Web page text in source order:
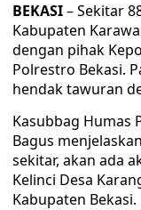
BEKASI– Sekitar
Kabupaten
dengan pihak
Polrestro Bekasi.
hendak tawuran
Kasubbag Humas
Bagus
sekitar, akan ada
Kelinci Desa
Kabupaten Bekasi.